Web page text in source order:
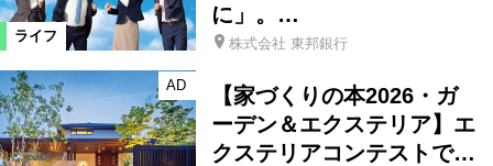
ライフ
に」。…
株式会社 東邦銀行
AD
【家づくりの本2026・ガ
ーデン＆エクステリア】エ
クステリアコンテストで…